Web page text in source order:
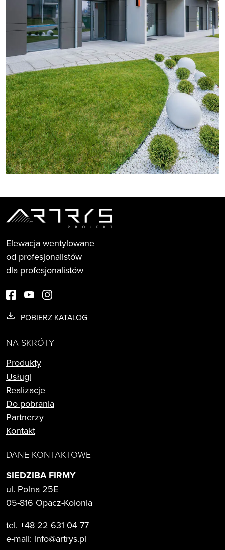
Elewacja wentylowane
od profesjonalistów
dla profesjonalistów
POBIERZ KATALOG
NA SKRÓTY
Produkty
Usługi
Realizacje
Do pobrania
Partnerzy
Kontakt
DANE KONTAKTOWE
SIEDZIBA FIRMY
ul. Polna 25E
05-816 Opacz-Kolonia
tel. +48 22 631 04 77
e-mail: info@artrys.pl